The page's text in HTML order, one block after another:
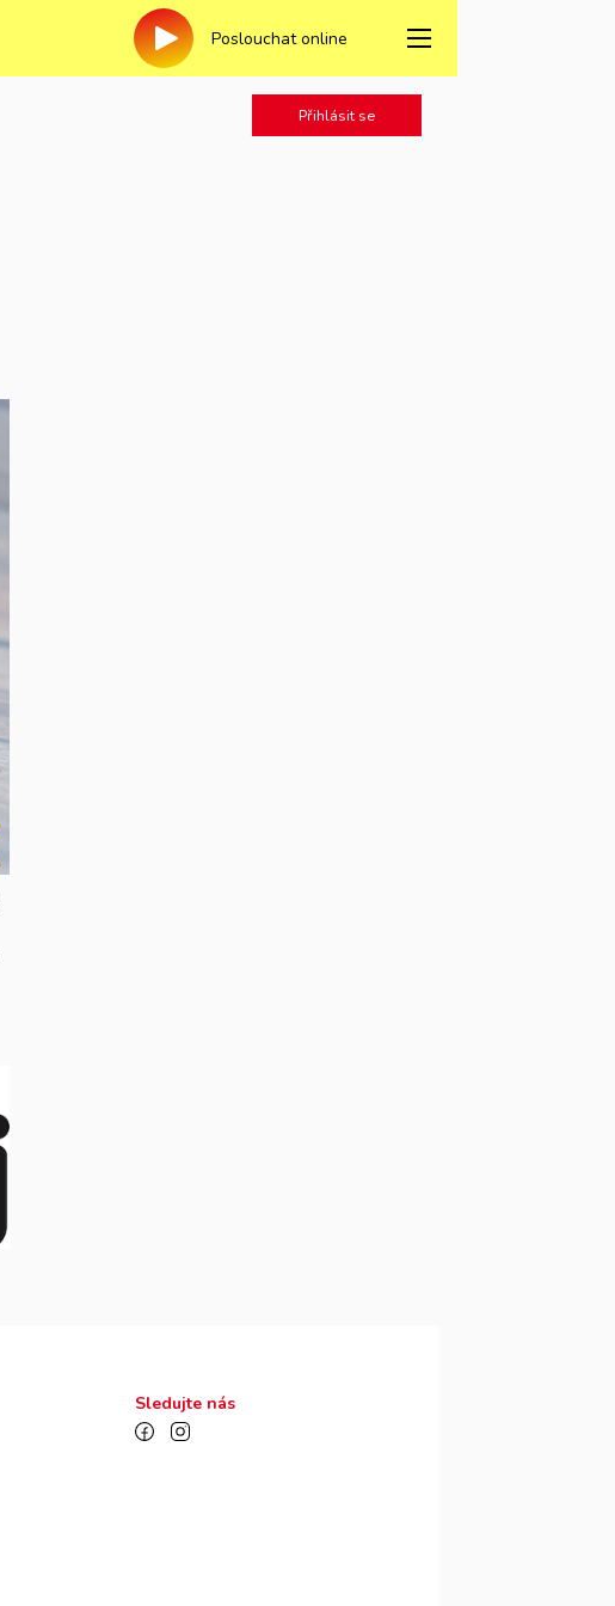
Poslouchat online
Přihlásit se
Sledujte nás